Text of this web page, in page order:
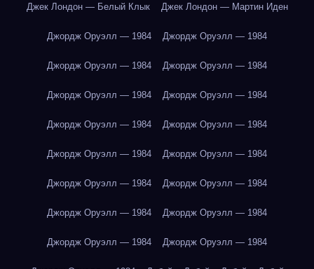
Джек Лондон — Белый Клык Джек Лондон — Мартин Иден
Джордж Оруэлл — 1984 Джордж Оруэлл — 1984
Джордж Оруэлл — 1984 Джордж Оруэлл — 1984
Джордж Оруэлл — 1984 Джордж Оруэлл — 1984
Джордж Оруэлл — 1984 Джордж Оруэлл — 1984
Джордж Оруэлл — 1984 Джордж Оруэлл — 1984
Джордж Оруэлл — 1984 Джордж Оруэлл — 1984
Джордж Оруэлл — 1984 Джордж Оруэлл — 1984
Джордж Оруэлл — 1984 Джордж Оруэлл — 1984